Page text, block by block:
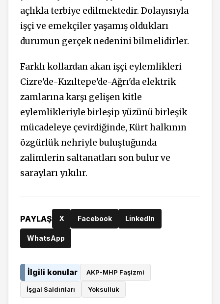
açlıkla terbiye edilmektedir. Dolayısıyla
işçi ve emekçiler yaşamış oldukları
durumun gerçek nedenini bilmelidirler.
Farklı kollardan akan işçi eylemlikleri
Cizre'de-Kızıltepe'de-Ağrı'da elektrik
zamlarına karşı gelişen kitle
eylemlikleriyle birleşip yüzünü birleşik
mücadeleye çevirdiğinde, Kürt halkının
özgürlük nehriyle buluştuğunda
zalimlerin saltanatları son bulur ve
sarayları yıkılır.
PAYLAŞ X Facebook LinkedIn
WhatsApp
İlgili konular AKP-MHP Faşizmi
İşgal Saldırıları Yoksulluk